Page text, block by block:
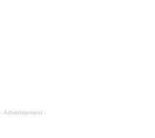
- Advertisement -